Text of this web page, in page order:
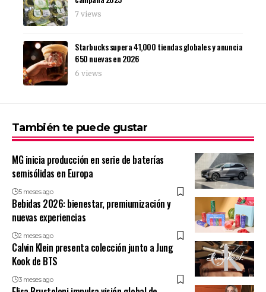
7 views
Starbucks supera 41,000 tiendas globales y anuncia
650 nuevas en 2026
6 views
También te puede gustar
MG inicia producción en serie de baterías
semisólidas en Europa
5 meses ago
Bebidas 2026: bienestar, premiumización y
nuevas experiencias
2 meses ago
Calvin Klein presenta colección junto a Jung
Kook de BTS
3 meses ago